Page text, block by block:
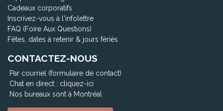
Cadeaux corporatifs
Inscrivez-vous à l'infolettre
FAQ (Foire Aux Questions)
Fêtes, dates à retenir & jours fériés
CONTACTEZ-NOUS
Par courriel (formulaire de contact)
Chat en direct : cliquez-ici
Nos bureaux sont à Montréal